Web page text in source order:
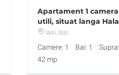
Apartament 1
utili, situat langa Hala
Centrala
Iasi, Iasi
Camere: 1 Bai: 1
42 mp